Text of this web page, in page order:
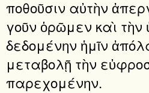
ποθοῦσιν αὐτὴν
γοῦν ὁρῶμεν καὶ τὴν
δεδομένην ἡμῖν
μεταβολῇ τὴν
παρεχομένην.